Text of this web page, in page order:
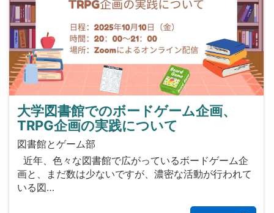
大学図書館でのボードゲーム企画、
TRPG企画の実践について
図書館とゲーム部
近年、色々な図書館で広がっているボードゲーム企
画と、まだ数は少ないですが、濃密な活動が行われて
いる図…